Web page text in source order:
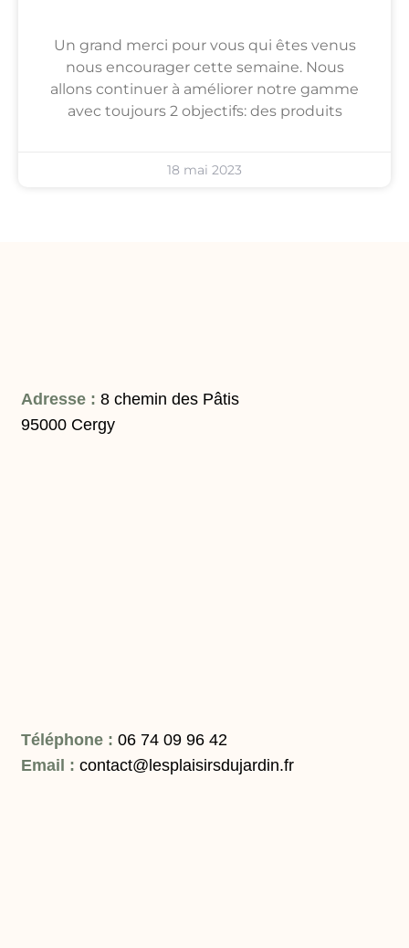
Un grand merci pour vous qui êtes venus
nous encourager cette semaine. Nous
allons continuer à améliorer notre gamme
avec toujours 2 objectifs: des produits
18 mai 2023
Téléphone :06 74 09 96 42
Email :contact@lesplaisirsdujardin.fr
Adresse : 8 chemin des Pâtis
95000 Cergy